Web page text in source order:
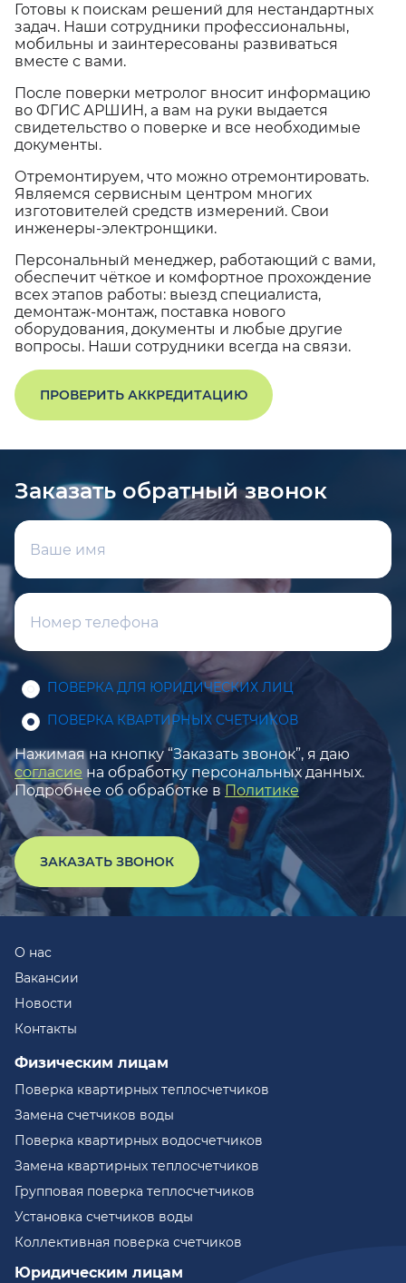
Готовы к поискам решений для нестандартных
задач. Наши сотрудники профессиональны,
мобильны и заинтересованы развиваться
вместе с вами.
После поверки метролог вносит информацию
во ФГИС АРШИН, а вам на руки выдается
свидетельство о поверке и все необходимые
документы.
Отремонтируем, что можно отремонтировать.
Являемся сервисным центром многих
изготовителей средств измерений. Свои
инженеры-электронщики.
Персональный менеджер, работающий с вами,
обеспечит чёткое и комфортное прохождение
всех этапов работы: выезд специалиста,
демонтаж-монтаж, поставка нового
оборудования, документы и любые другие
вопросы. Наши сотрудники всегда на связи.
ПРОВЕРИТЬ АККРЕДИТАЦИЮ
Заказать обратный звонок
ПОВЕРКА ДЛЯ ЮРИДИЧЕСКИХ ЛИЦ
ПОВЕРКА КВАРТИРНЫХ СЧЕТЧИКОВ
Нажимая на кнопку “Заказать звонок”, я даю
согласие на обработку персональных данных.
Подробнее об обработке в Политике
ЗАКАЗАТЬ ЗВОНОК
О нас
Вакансии
Новости
Контакты
Физическим лицам
Поверка квартирных теплосчетчиков
Замена счетчиков воды
Поверка квартирных водосчетчиков
Замена квартирных теплосчетчиков
Групповая поверка теплосчетчиков
Установка счетчиков воды
Коллективная поверка счетчиков
Юридическим лицам